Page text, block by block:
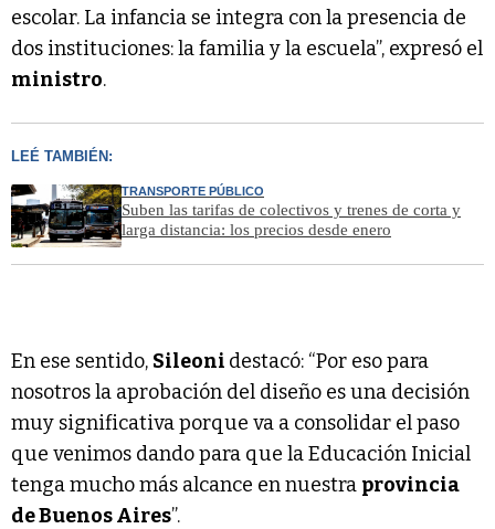
escolar. La infancia se integra con la presencia de
dos instituciones: la familia y la escuela”, expresó el
ministro.
LEÉ TAMBIÉN:
TRANSPORTE PÚBLICO
Suben las tarifas de colectivos y trenes de corta y
larga distancia: los precios desde enero
En ese sentido, Sileoni destacó: “Por eso para
nosotros la aprobación del diseño es una decisión
muy significativa porque va a consolidar el paso
que venimos dando para que la Educación Inicial
tenga mucho más alcance en nuestra provincia
de Buenos Aires”.